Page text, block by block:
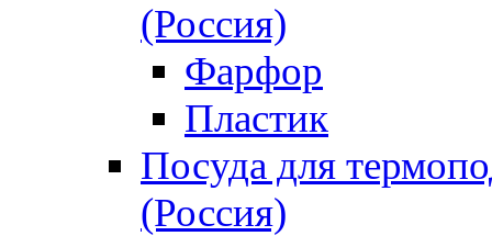
(Россия)
Фарфор
Пластик
Посуда для
(Россия)